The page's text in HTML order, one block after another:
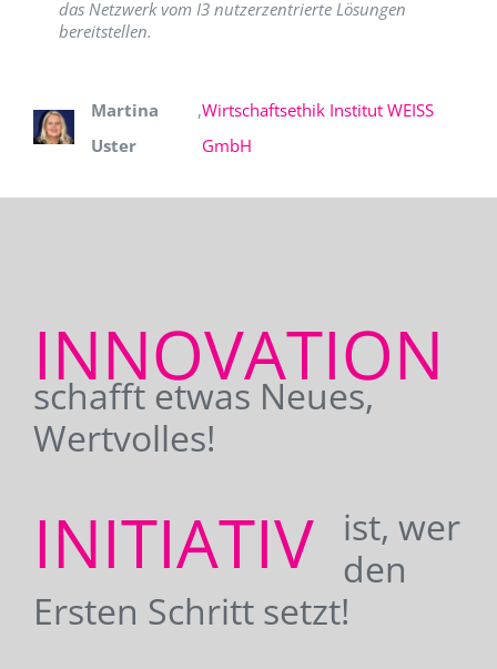
das Netzwerk vom I3 nutzerzentrierte Lösungen
bereitstellen.
Martina
Uster
,Wirtschaftsethik Institut WEISS
GmbH
INNOVATION
schafft etwas Neues,
Wertvolles!
INITIATIV
ist, wer
den
Ersten Schritt setzt!